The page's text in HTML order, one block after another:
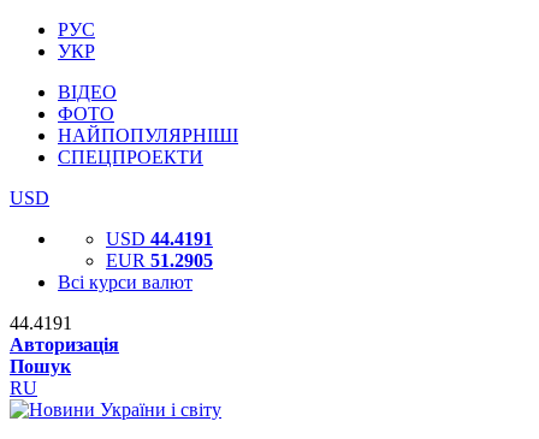
РУС
УКР
ВІДЕО
ФОТО
НАЙПОПУЛЯРНІШІ
СПЕЦПРОЕКТИ
USD
USD 44.4191
EUR 51.2905
Всі курси валют
44.4191
Авторизація
Пошук
RU